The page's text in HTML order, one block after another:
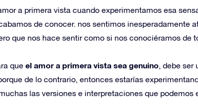
a primera vista cuando experimentamos esa
de conocer. nos sentimos inesperadamente
que nos hace sentir como si nos conociéramos de
que el amor a primera vista sea genuino, debe ser
de lo contrario, entonces estarías
las versiones e interpretaciones que podemos